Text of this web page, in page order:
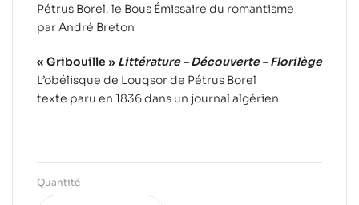
Pétrus Borel, le Bous Émissaire du romantisme
par André Breton
« Gribouille » Littérature – Découverte – Florilège
L’obélisque de Louqsor de Pétrus Borel
texte paru en 1836 dans un journal algérien
Quantité